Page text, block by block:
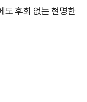
도 후회 없는 현명한